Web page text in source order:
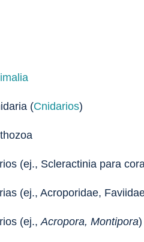
(Cnidarios)
(ej., Scleractinia para
(ej., Acroporidae,
(ej., Acropora, Montipora)